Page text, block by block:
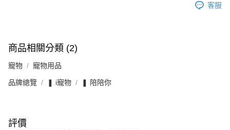
客服
商品相關分類 (2)
寵物 寵物用品
品牌總覽 ❚ i寵物 ❚ 陪陪你
評價